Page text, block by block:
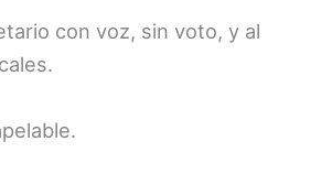
con voz, sin voto, y al